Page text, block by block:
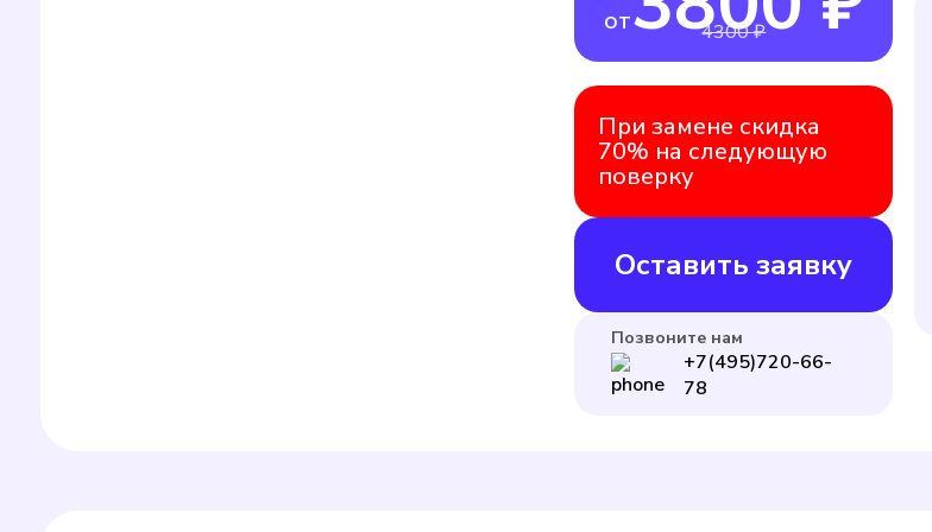
от 4300 ₽
При замене скидка
70% на следующую
поверку
Оставить заявку
Позвоните нам
+7(495)720-66-
78